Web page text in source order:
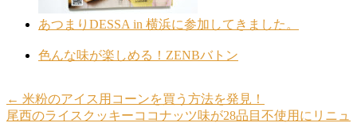
あつまりDESSA in 横浜に参加してきました。
色んな味が楽しめる！ZENBバトン
← 米粉のアイス用コーンを買う方法を発見！
尾西のライスクッキーココナッツ味が28品目不使用にリニュ